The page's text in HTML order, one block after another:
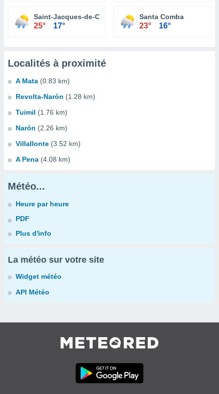
Saint-Jacques-de-Compostelle
25° 17°
Santa Comba
23° 16°
Localités à proximité
A Mata (0.83 km)
Revolta-Narón (1.28 km)
Tuimil (1.76 km)
Narón (2.26 km)
Villallonte (3.52 km)
A Pena (4.08 km)
Météo...
Heure par heure
PDF
Plus d'info
La météo sur votre site
Widget météo
API Météo